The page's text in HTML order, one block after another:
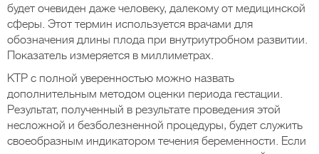
будет очевиден даже человеку, далекому от медицинской
сферы. Этот термин используется врачами для
обозначения длины плода при внутриутробном развитии.
Показатель измеряется в миллиметрах.
КТР с полной уверенностью можно назвать
дополнительным методом оценки периода гестации.
Результат, полученный в результате проведения этой
несложной и безболезненной процедуры, будет служить
своеобразным индикатором течения беременности. Если